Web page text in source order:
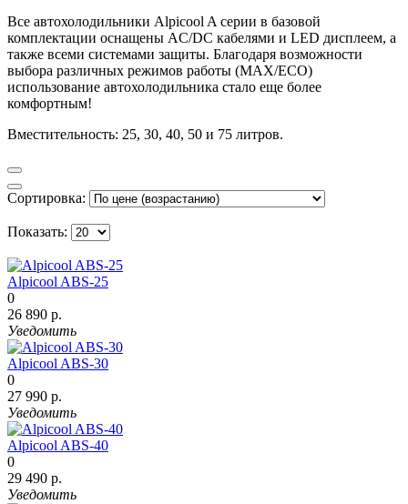
Все автохолодильники Alpicool A серии в базовой
комплектации оснащены AC/DC кабелями и LED дисплеем, а
также всеми системами защиты. Благодаря возможности
выбора различных режимов работы (MAX/ECO)
использование автохолодильника стало еще более
комфортным!
Вместительность: 25, 30, 40, 50 и 75 литров.
Сортировка:
Показать:
Alpicool ABS-25
0
26 890 р.
Уведомить
Alpicool ABS-30
0
27 990 р.
Уведомить
Alpicool ABS-40
0
29 490 р.
Уведомить